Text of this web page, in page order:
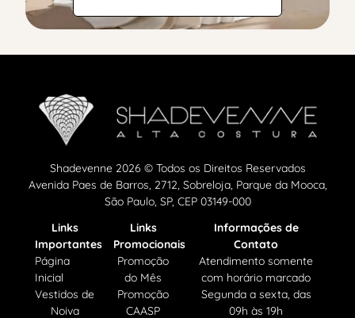
Shadevenne 2026 © Todos os Direitos Reservados
Avenida Paes de Barros, 2712, Sobreloja, Parque da Mooca,
São Paulo, SP, CEP 03149-000
Links
Importantes
Página
Inicial
Vestidos de
Noiva
Links
Promocionais
Promoção
do Mês
Promoção
CAASP
Informações de
Contato
Atendimento somente
com horário marcado
Segunda a sexta, das
09h às 19h